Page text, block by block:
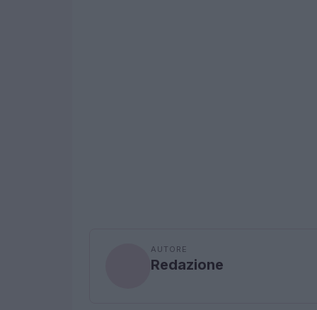
AUTORE
Redazione